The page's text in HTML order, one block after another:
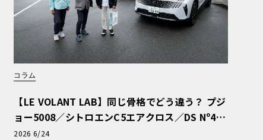
コラム
【LE VOLANT LAB】同じ骨格でどう違う？ プジ
ョー5008／シトロエンC5エアクロス／DS Nº4
読者一気乗りレポート
2026 6/24